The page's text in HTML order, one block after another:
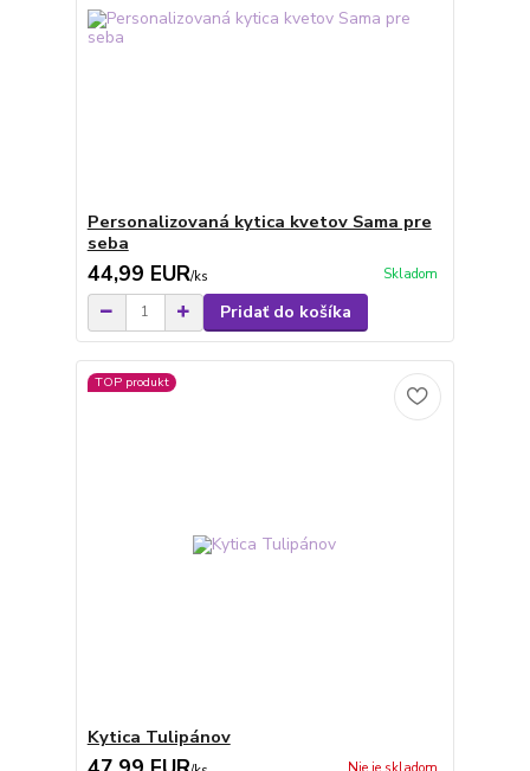
Personalizovaná kytica kvetov Sama pre
seba
44,99 EUR/ks Skladom
Pridať do košíka
TOP produkt
Kytica Tulipánov